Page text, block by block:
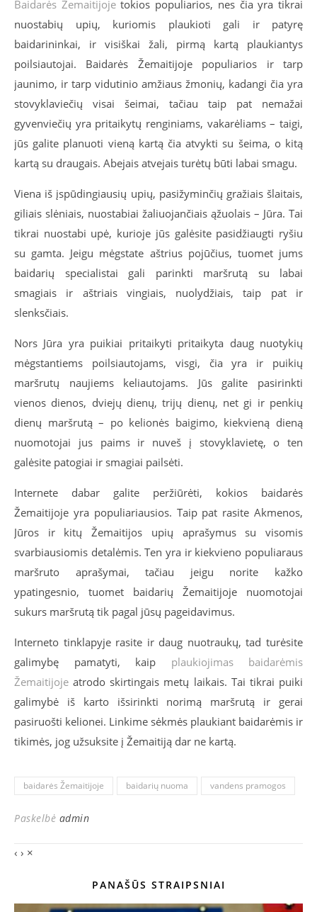
Baidarės Žemaitijojetokios populiarios, nes čia yra tikrai
nuostabių upių, kuriomis plaukioti gali ir patyrę
baidarininkai, ir visiškai žali, pirmą kartą plaukiantys
poilsiautojai. Baidarės Žemaitijoje populiarios ir tarp
jaunimo, ir tarp vidutinio amžiaus žmonių, kadangi čia yra
stovyklaviečių visai šeimai, tačiau taip pat nemažai
gyvenviečių yra pritaikytų renginiams, vakarėliams – taigi,
jūs galite planuoti vieną kartą čia atvykti su šeima, o kitą
kartą su draugais. Abejais atvejais turėtų būti labai smagu.
Viena iš įspūdingiausių upių, pasižyminčių gražiais šlaitais,
giliais slėniais, nuostabiai žaliuojančiais ąžuolais – Jūra. Tai
tikrai nuostabi upė, kurioje jūs galėsite pasidžiaugti ryšiu
su gamta. Jeigu mėgstate aštrius pojūčius, tuomet jums
baidarių specialistai gali parinkti maršrutą su labai
smagiais ir aštriais vingiais, nuolydžiais, taip pat ir
slenksčiais.
Nors Jūra yra puikiai pritaikyti pritaikyta daug nuotykių
mėgstantiems poilsiautojams, visgi, čia yra ir puikių
maršrutų naujiems keliautojams. Jūs galite pasirinkti
vienos dienos, dviejų dienų, trijų dienų, net gi ir penkių
dienų maršrutą – po kelionės baigimo, kiekvieną dieną
nuomotojai jus paims ir nuveš į stovyklavietę, o ten
galėsite patogiai ir smagiai pailsėti.
Internete dabar galite peržiūrėti, kokios baidarės
Žemaitijoje yra populiariausios. Taip pat rasite Akmenos,
Jūros ir kitų Žemaitijos upių aprašymus su visomis
svarbiausiomis detalėmis. Ten yra ir kiekvieno populiaraus
maršruto aprašymai, tačiau jeigu norite kažko
ypatingesnio, tuomet baidarių Žemaitijoje nuomotojai
sukurs maršrutą tik pagal jūsų pageidavimus.
Interneto tinklapyje rasite ir daug nuotraukų, tad turėsite
galimybę pamatyti, kaip plaukiojimas baidarėmis
Žemaitijoje atrodo skirtingais metų laikais. Tai tikrai puiki
galimybė iš karto išsirinkti norimą maršrutą ir gerai
pasiruošti kelionei. Linkime sėkmės plaukiant baidarėmis ir
tikimės, jog užsuksite į Žemaitiją dar ne kartą.
baidarės Žemaitijoje baidarių nuoma vandens pramogos
Paskelbė admin
‹ › ×
PANAŠŪS STRAIPSNIAI